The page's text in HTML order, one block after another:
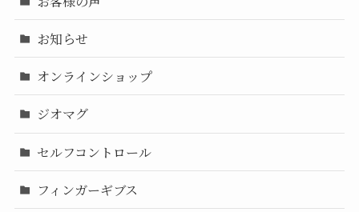
お知らせ
オンラインショップ
ジオマグ
セルフコントロール
フィンガーギブス